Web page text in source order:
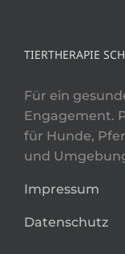
TIERTHERAPIE
Für ein
Engagement.
für Hunde,
und
Impressum
Datenschutz